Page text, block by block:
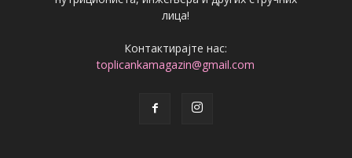
лица!
Контактирајте нас:
toplicankamagazin@gmail.com